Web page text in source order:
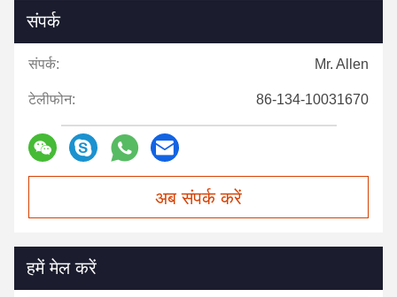
संपर्क
संपर्क: Mr. Allen
टेलीफोन: 86-134-10031670
अब संपर्क करें
हमें मेल करें